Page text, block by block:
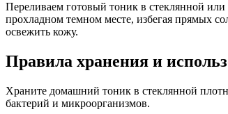
Переливаем готовый тоник в стеклянной
прохладном темном месте, избегая прямых
освежить кожу.
Правила хранения и
Храните домашний тоник в стеклянной
бактерий и микроорганизмов.